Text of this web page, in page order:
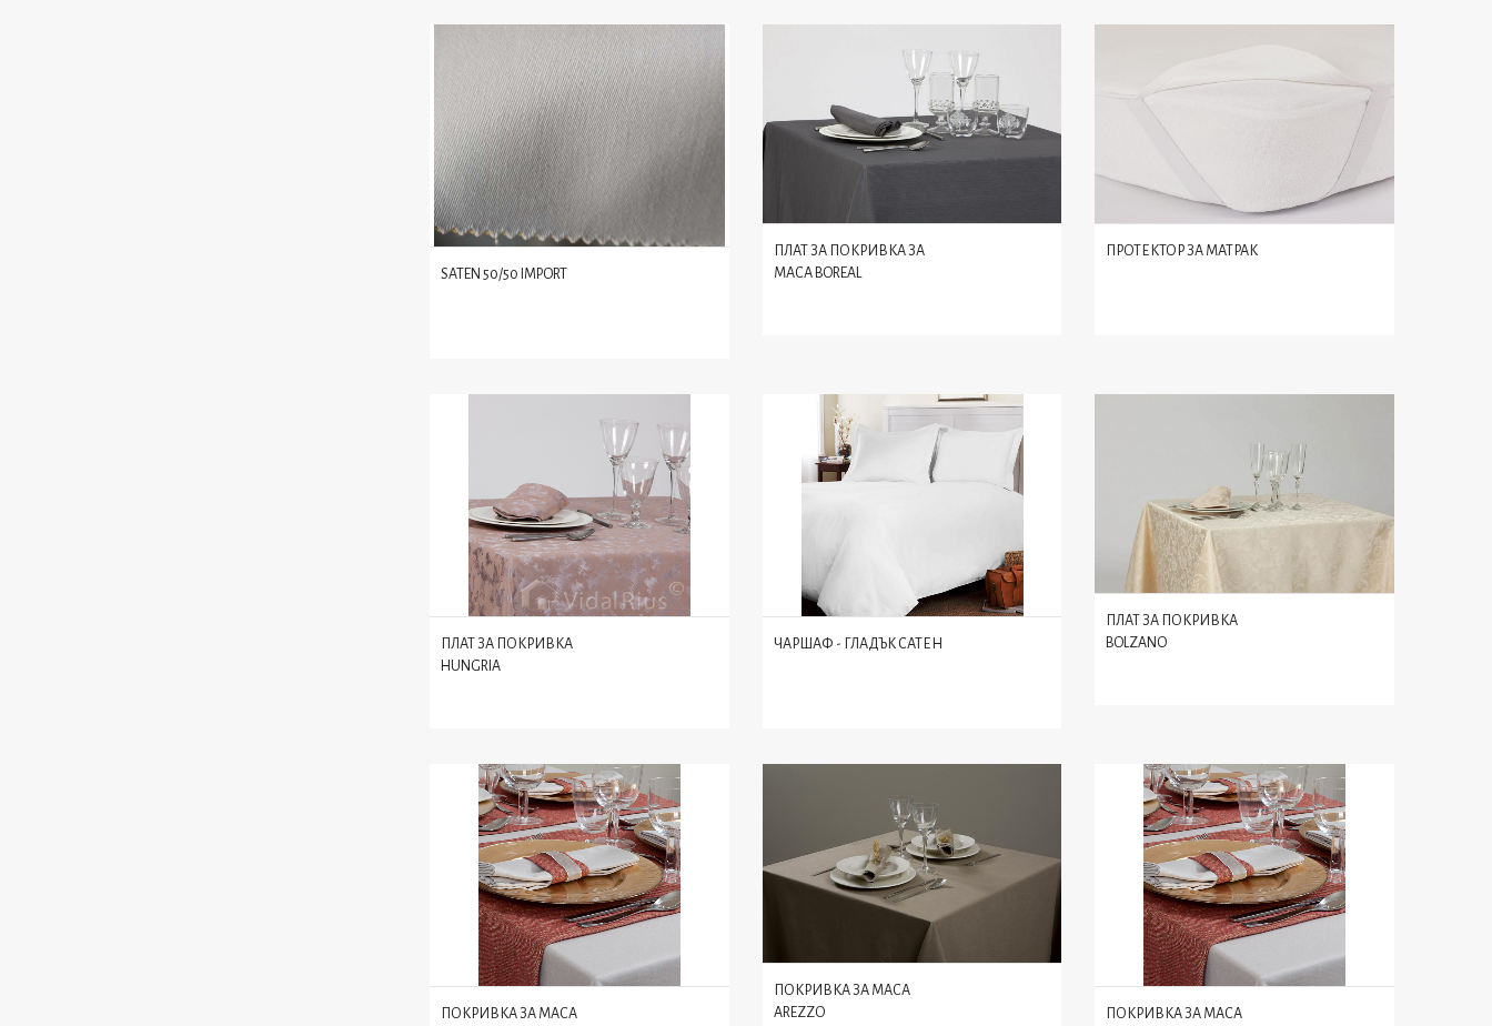
SATEN 50/50 IMPORT
ПЛАТ ЗА ПОКРИВКА ЗА
МАСА BOREAL
ПРОТЕКТОР ЗА МАТРАК
ПЛАТ ЗА ПОКРИВКА
HUNGRIA
ЧАРШАФ - ГЛАДЪК САТЕН
ПЛАТ ЗА ПОКРИВКА
BOLZANO
ПОКРИВКА ЗА МАСА
ПОКРИВКА ЗА МАСА
AREZZO
ПОКРИВКА ЗА МАСА